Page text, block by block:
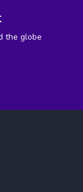
the globe